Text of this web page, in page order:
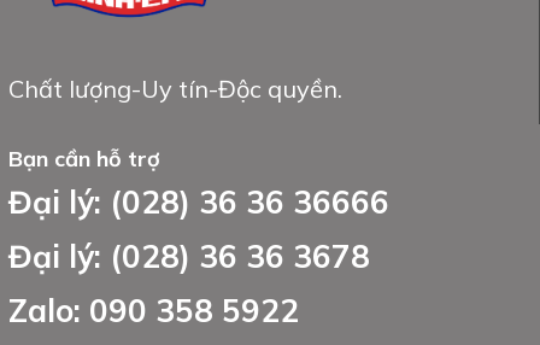
Chất lượng-Uy tín-Độc quyền.
Bạn cần hỗ trợ
Đại lý: (028) 36 36 36666
Đại lý: (028) 36 36 3678
Zalo: 090 358 5922